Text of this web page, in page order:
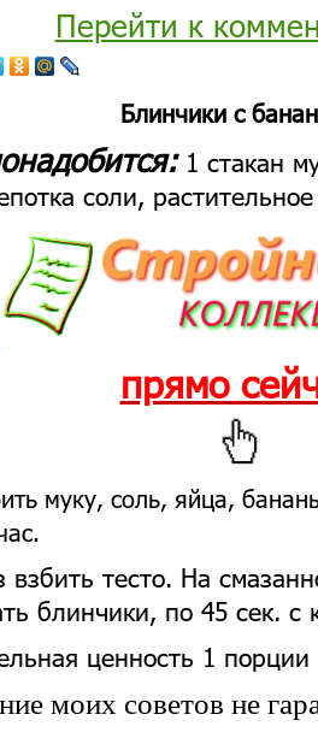
Перейти к
Блинчики с
1 стакан
соли,
прямо
муку, соль, яйца,
тесто. На
блинчики, по 45 сек. с
ценность 1
моих советов не